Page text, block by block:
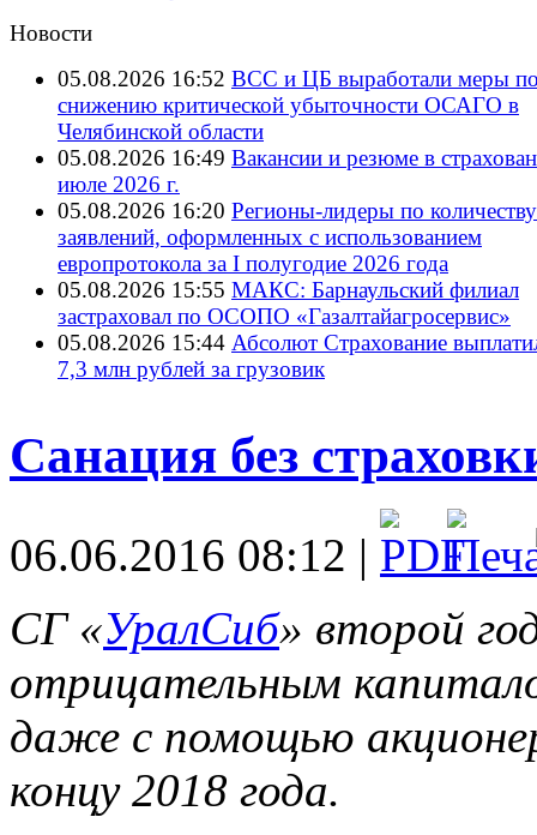
Новости
05.08.2026 16:52 ВСС и ЦБ выработали меры
снижению критической убыточности ОСАГО в
Челябинской области
05.08.2026 16:49 Вакансии и резюме в
июле 2026 г.
05.08.2026 16:20 Регионы-лидеры по количеству
заявлений, оформленных с использованием
европротокола за I полугодие 2026 года
05.08.2026 15:55 МАКС: Барнаульский филиал
застраховал по ОСОПО «Газалтайагросервис»
05.08.2026 15:44 Абсолют Страхование
7,3 млн рублей за грузовик
Санация без
06.06.2016 08:12 |
СГ «УралСиб» второй
отрицательным
даже с помощью
концу 2018 года.